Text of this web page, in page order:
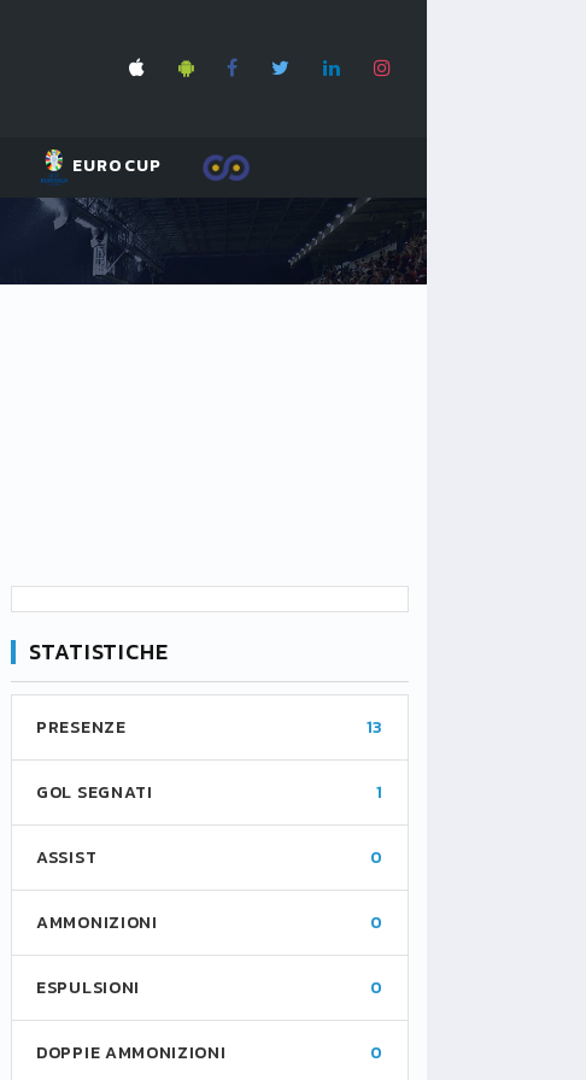
EUROCUP
STATISTICHE
PRESENZE 13
GOL SEGNATI 1
ASSIST 0
AMMONIZIONI 0
ESPULSIONI 0
DOPPIE AMMONIZIONI 0